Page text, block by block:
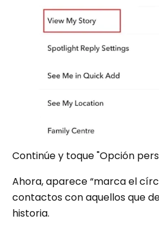
Continúe y toque "Opción
Ahora, aparece “marca el
contactos con aquellos que
historia.